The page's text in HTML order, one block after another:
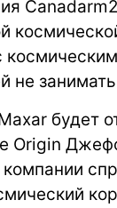
не
будет
Origin